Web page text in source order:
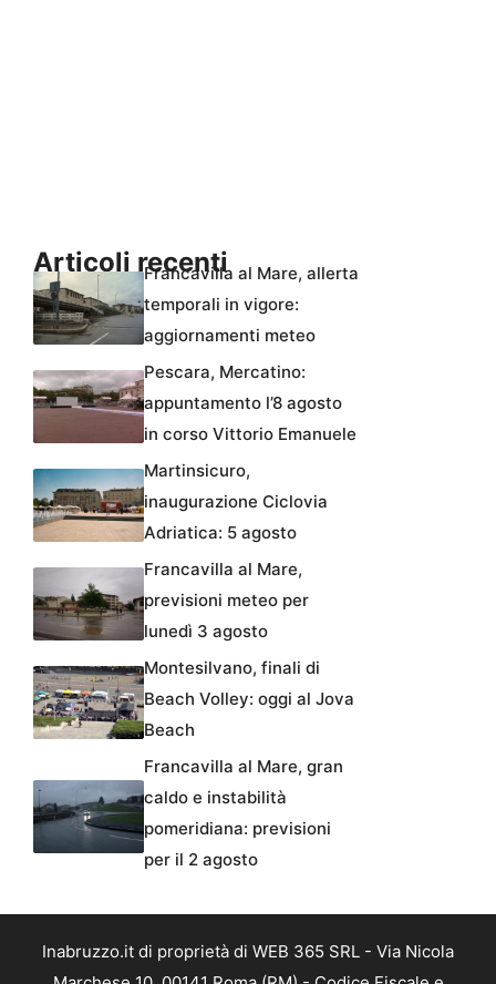
Articoli recentiFrancavilla al Mare, allerta
temporali in vigore:
aggiornamenti meteo
Pescara, Mercatino:
appuntamento l’8 agosto
in corso Vittorio Emanuele
Martinsicuro,
inaugurazione Ciclovia
Adriatica: 5 agosto
Francavilla al Mare,
previsioni meteo per
lunedì 3 agosto
Montesilvano, finali di
Beach Volley: oggi al Jova
Beach
Francavilla al Mare, gran
caldo e instabilità
pomeridiana: previsioni
per il 2 agosto
Inabruzzo.it di proprietà di WEB 365 SRL - Via Nicola